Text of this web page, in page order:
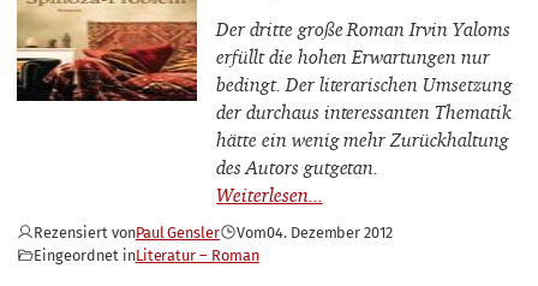
Der dritte große Roman Irvin Yaloms
erfüllt die hohen Erwartungen nur
bedingt. Der literarischen Umsetzung
der durchaus interessanten Thematik
hätte ein wenig mehr Zurückhaltung
des Autors gutgetan.
Rezensiert vonPaul Gensler Vom04. Dezember 2012
Eingeordnet inLiteratur – Roman